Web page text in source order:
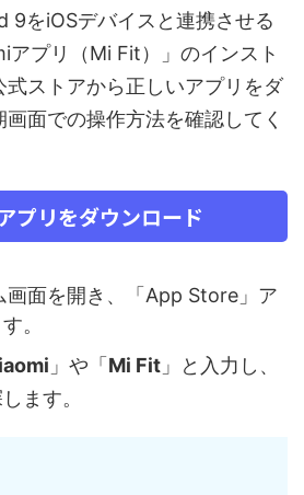
9をiOSデバイスと連携させる
アプリ（Mi Fit）」のインスト
式ストアから正しいアプリをダ
面での操作方法を確認してく
プリをダウンロード
画面を開き、「App Store」ア
。
」や「Mi Fit 」と入力し、
ます。